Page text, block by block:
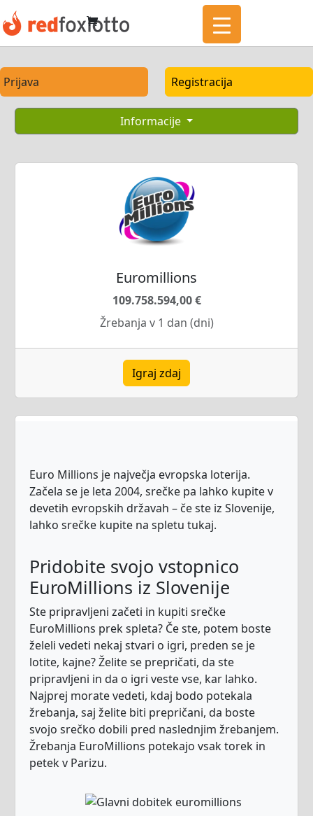
Prijava Registracija
Informacije
Euro Millions je največja evropska loterija.
Začela se je leta 2004, srečke pa lahko kupite v
devetih evropskih državah – če ste iz Slovenije,
lahko srečke kupite na spletu tukaj.
Pridobite svojo vstopnico
EuroMillions iz Slovenije
Ste pripravljeni začeti in kupiti srečke
EuroMillions prek spleta? Če ste, potem boste
želeli vedeti nekaj stvari o igri, preden se je
lotite, kajne? Želite se prepričati, da ste
pripravljeni in da o igri veste vse, kar lahko.
Najprej morate vedeti, kdaj bodo potekala
žrebanja, saj želite biti prepričani, da boste
svojo srečko dobili pred naslednjim žrebanjem.
Žrebanja EuroMillions potekajo vsak torek in
petek v Parizu.
Euromillions
109.758.594,00 €
Žrebanja v 1 dan (dni)
Igraj zdaj